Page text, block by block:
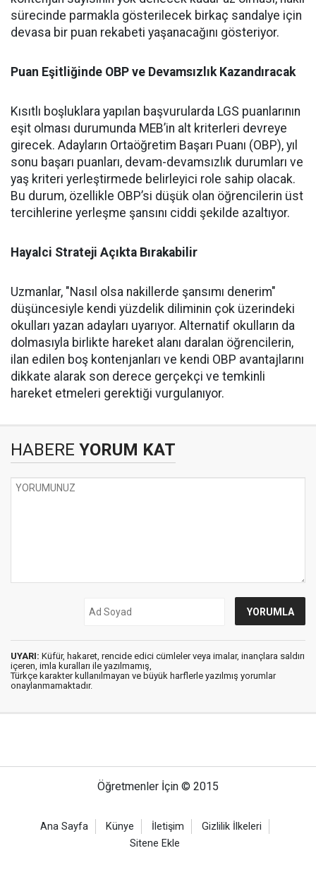
sürecinde parmakla gösterilecek birkaç sandalye için
devasa bir puan rekabeti yaşanacağını gösteriyor.
Puan Eşitliğinde OBP ve Devamsızlık Kazandıracak
Kısıtlı boşluklara yapılan başvurularda LGS puanlarının
eşit olması durumunda MEB’in alt kriterleri devreye
girecek. Adayların Ortaöğretim Başarı Puanı (OBP), yıl
sonu başarı puanları, devam-devamsızlık durumları ve
yaş kriteri yerleştirmede belirleyici role sahip olacak.
Bu durum, özellikle OBP’si düşük olan öğrencilerin üst
tercihlerine yerleşme şansını ciddi şekilde azaltıyor.
Hayalci Strateji Açıkta Bırakabilir
Uzmanlar, "Nasıl olsa nakillerde şansımı denerim"
düşüncesiyle kendi yüzdelik diliminin çok üzerindeki
okulları yazan adayları uyarıyor. Alternatif okulların da
dolmasıyla birlikte hareket alanı daralan öğrencilerin,
ilan edilen boş kontenjanları ve kendi OBP avantajlarını
dikkate alarak son derece gerçekçi ve temkinli
hareket etmeleri gerektiği vurgulanıyor.
HABERE YORUM KAT
UYARI: Küfür, hakaret, rencide edici cümleler veya imalar, inançlara saldırı
içeren, imla kuralları ile yazılmamış,
Türkçe karakter kullanılmayan ve büyük harflerle yazılmış yorumlar
onaylanmamaktadır.
Öğretmenler İçin © 2015
Ana Sayfa Künye İletişim
Gizlilik İlkeleri
Sitene Ekle